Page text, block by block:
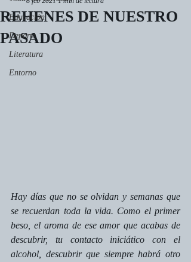
Educación
Deporte
Literatura
Entorno
REHENES DE NUESTRO
PASADO
Hay días que no se olvidan y semanas que
se recuerdan toda la vida. Como el primer
beso, el aroma de ese amor que acabas de
descubrir, tu contacto iniciático con el
alcohol, descubrir que siempre habrá otro